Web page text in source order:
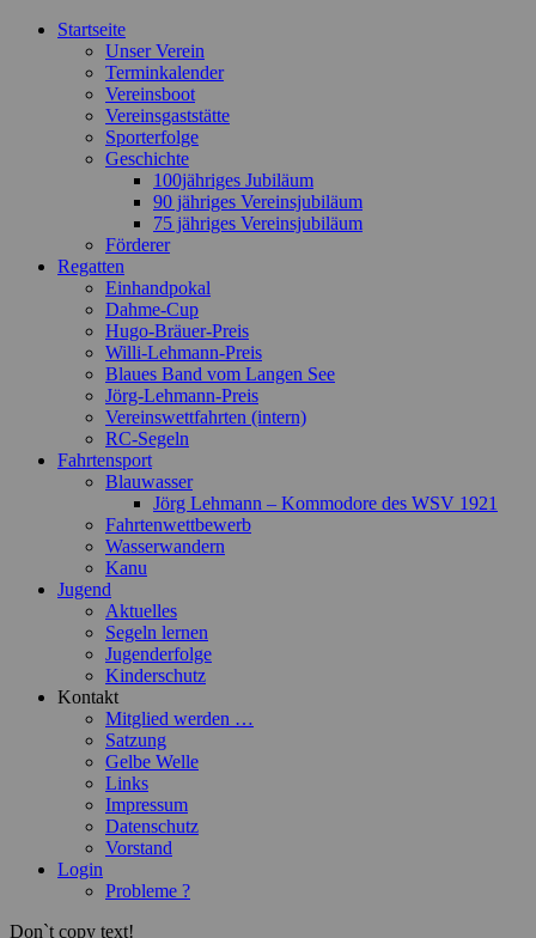
Startseite
Unser Verein
Terminkalender
Vereinsboot
Vereinsgaststätte
Sporterfolge
Geschichte
100jähriges Jubiläum
90 jähriges Vereinsjubiläum
75 jähriges Vereinsjubiläum
Förderer
Regatten
Einhandpokal
Dahme-Cup
Hugo-Bräuer-Preis
Willi-Lehmann-Preis
Blaues Band vom Langen See
Jörg-Lehmann-Preis
Vereinswettfahrten (intern)
RC-Segeln
Fahrtensport
Blauwasser
Jörg Lehmann – Kommodore des WSV 1921
Fahrtenwettbewerb
Wasserwandern
Kanu
Jugend
Aktuelles
Segeln lernen
Jugenderfolge
Kinderschutz
Kontakt
Mitglied werden …
Satzung
Gelbe Welle
Links
Impressum
Datenschutz
Vorstand
Login
Probleme ?
Don`t copy text!